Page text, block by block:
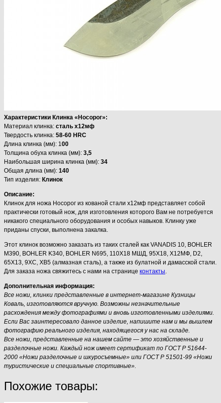
Характеристики Клинка «Носорог»:
Материал клинка: сталь х12мф
Твердость клинка: 58-60 HRC
Длина клинка (мм): 100
Толщина обуха клинка (мм): 3,5
Наибольшая ширина клинка (мм): 34
Общая длина (мм): 140
Тип изделия: Клинок
Описание:
Клинок для ножа Носорог из кованой стали х12мф представляет собой
практически готовый нож, для изготовления которого Вам не потребуется
никакого специального оборудования и особых навыков. Клинку уже
приданы спуски, выполнена закалка.
Этот клинок возможно заказать из таких сталей как VANADIS 10, BOHLER
M390, BOHLER K340, BOHLER N695, 110Х18 МШД, 95Х18, Х12МФ, D2,
65Х13, 9ХС, ХВ5 (алмазная сталь), а также из булатной и дамасской стали.
Для заказа ножа свяжитесь с нами на странице контакты.
Дополнительная информация:
Все ножи, клинки представленные в интернет-магазине Кузницы
Коваль, изготовляются вручную. Возможны незначительные
расхождения между фотографиями и вновь изготовленными изделиями.
Если Вас заинтересовало данное изделие, напишите нам и мы вышлем
фотографию реального изделия, находящегося у нас на складе.
Все ножи, представленные на нашем сайте — это хозяйственные и
разделочные ножи. Каждый нож имеет сертификат по ГОСТ Р 51644-
2000 «Ножи разделочные и шкуросъемные» или ГОСТ Р 51501-99 «Ножи
туристические и специальные спортивные».
Похожие товары: